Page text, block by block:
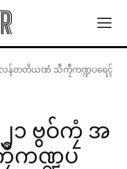
အလန်တတိယဏံ သဳကၠဳကဏ္ဍပရေၚ်
၂၁ ဗွဝ်ကၠံ အ
ဏ္ဍပ